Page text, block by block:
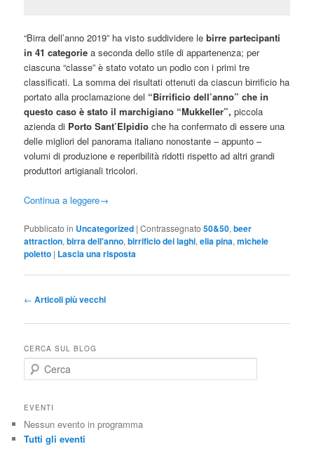
“Birra dell’anno 2019” ha visto suddividere lebirre partecipanti
in 41 categorie a seconda dello stile di appartenenza; per
ciascuna “classe” è stato votato un podio con i primi tre
classificati. La somma dei risultati ottenuti da ciascun birrificio ha
portato alla proclamazione del “Birrificio dell’anno” che in
questo caso è stato il marchigiano “Mukkeller”, piccola
azienda di Porto Sant’Elpidio che ha confermato di essere una
delle migliori del panorama italiano nonostante – appunto –
volumi di produzione e reperibilità ridotti rispetto ad altri grandi
produttori artigianali tricolori.
Continua a leggere→
Pubblicato in Uncategorized |Contrassegnato 50&50,beer
attraction,birra dell'anno,birrificio dei laghi,elia pina,michele
poletto | Lascia una risposta
Navigazione
← Articoli più vecchi
CERCA SUL BLOG
e
c
EVENTI
Nessun evento in programma
Tutti gli eventi